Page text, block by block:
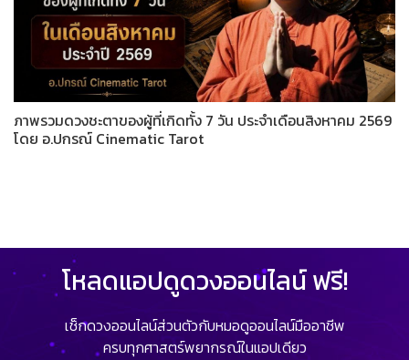
ภาพรวมดวงชะตาของผู้ที่เกิดทั้ง 7 วัน ประจำเดือนสิงหาคม 2569
โดย อ.ปกรณ์ Cinematic Tarot
โหลดแอปดูดวงออนไลน์ ฟรี!
เช็กดวงออนไลน์ส่วนตัวกับหมอดูออนไลน์มืออาชีพ
ครบทุกศาสตร์พยากรณ์ในแอปเดียว